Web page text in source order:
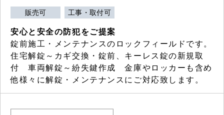
販売可 工事・取付可
安心と安全の防犯をご提案
錠前施工・メンテナンスのロックフィールドです。
住宅解錠～カギ交換・錠前、キーレス錠の新規取
付 車両解錠～紛失鍵作成 金庫やロッカーも含め
他様々に解錠・メンテナンスにご対応致します。